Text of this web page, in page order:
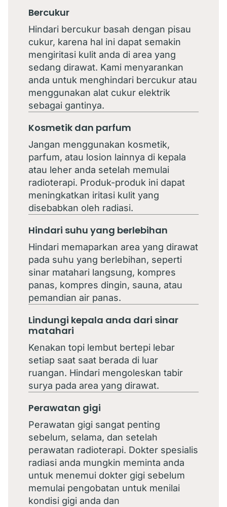
Bercukur
Hindari bercukur basah dengan pisau
cukur, karena hal ini dapat semakin
mengiritasi kulit anda di area yang
sedang dirawat. Kami menyarankan
anda untuk menghindari bercukur atau
menggunakan alat cukur elektrik
sebagai gantinya.
Kosmetik dan parfum
Jangan menggunakan kosmetik,
parfum, atau losion lainnya di kepala
atau leher anda setelah memulai
radioterapi. Produk-produk ini dapat
meningkatkan iritasi kulit yang
disebabkan oleh radiasi.
Hindari suhu yang berlebihan
Hindari memaparkan area yang dirawat
pada suhu yang berlebihan, seperti
sinar matahari langsung, kompres
panas, kompres dingin, sauna, atau
pemandian air panas.
Lindungi kepala anda dari sinar
matahari
Kenakan topi lembut bertepi lebar
setiap saat saat berada di luar
ruangan. Hindari mengoleskan tabir
surya pada area yang dirawat.
Perawatan gigi
Perawatan gigi sangat penting
sebelum, selama, dan setelah
perawatan radioterapi. Dokter spesialis
radiasi anda mungkin meminta anda
untuk menemui dokter gigi sebelum
memulai pengobatan untuk menilai
kondisi gigi anda dan